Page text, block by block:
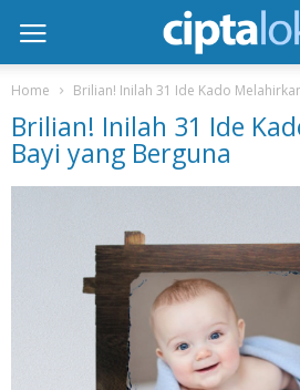
Home Brilian! Inilah 31 Ide Kado
Brilian! Inilah 31 Ide
Bayi yang Berguna